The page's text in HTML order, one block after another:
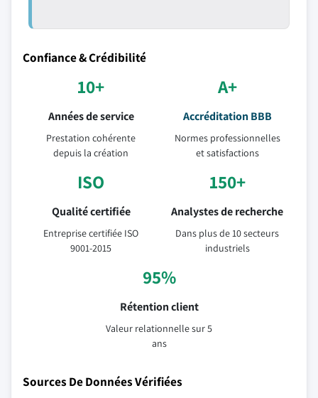
Confiance & Crédibilité
10+
Années de service
Prestation cohérente
depuis la création
A+
Accréditation BBB
Normes professionnelles
et satisfactions
ISO
Qualité certifiée
Entreprise certifiée ISO
9001-2015
150+
Analystes de recherche
Dans plus de 10 secteurs
industriels
95%
Rétention client
Valeur relationnelle sur 5
ans
Sources De Données Vérifiées